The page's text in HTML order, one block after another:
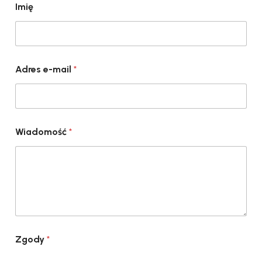
Imię
Adres e-mail *
Wiadomość *
Zgody *